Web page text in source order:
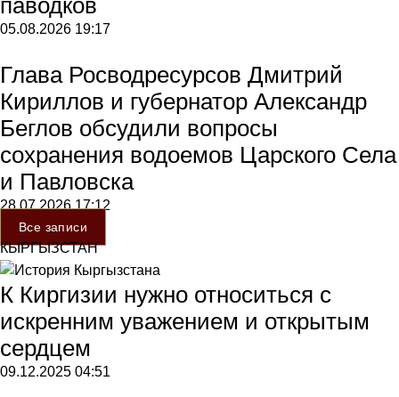
паводков
05.08.2026 19:17
Глава Росводресурсов Дмитрий
Кириллов и губернатор Александр
Беглов обсудили вопросы
сохранения водоемов Царского Села
и Павловска
28.07.202617:12
Все записи
КЫРГЫЗСТАН
К Киргизии нужно относиться с
искренним уважением и открытым
сердцем
09.12.2025 04:51